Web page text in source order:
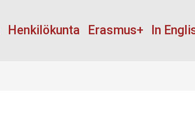
Henkilökunta Erasmus+ In